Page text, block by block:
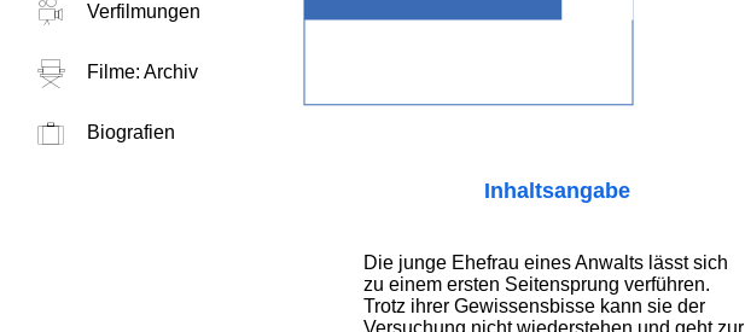
Verfilmungen
Filme: Archiv
Biografien
Inhaltsangabe
Die junge Ehefrau eines Anwalts lässt sich
zu einem ersten Seitensprung verführen.
Trotz ihrer Gewissensbisse kann sie der
Versuchung nicht wiederstehen und geht zur